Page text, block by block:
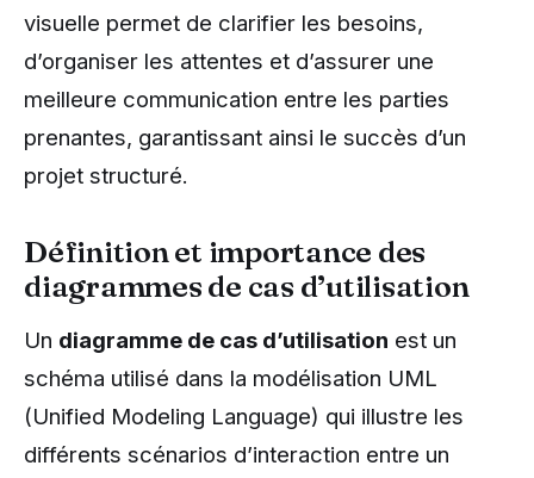
visuelle permet de clarifier les besoins,
d’organiser les attentes et d’assurer une
meilleure communication entre les parties
prenantes, garantissant ainsi le succès d’un
projet structuré.
Définition et importance des
diagrammes de cas d’utilisation
Un diagramme de cas d’utilisation est un
schéma utilisé dans la modélisation UML
(Unified Modeling Language) qui illustre les
différents scénarios d’interaction entre un